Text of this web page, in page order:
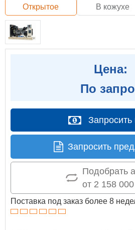
Открытое В кожухе
Цена:
По
Запросить
Запросить
Подобрать
от 2 158
Поставка под заказ более 8